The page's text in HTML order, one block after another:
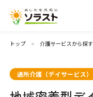
ソラストの想い
トップ 介護サービスから探す
通所介護（デイサービス）